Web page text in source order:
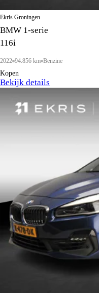
Ekris Groningen
BMW 1-serie
116i
2022 94.856 km Benzine
Kopen
Bekijk details